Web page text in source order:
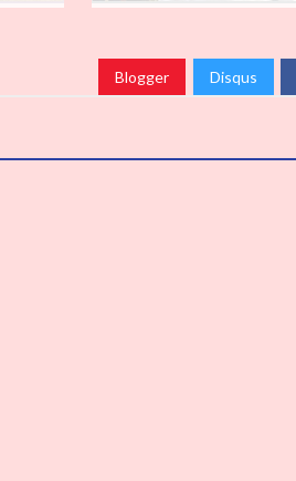
Blogger Disqus